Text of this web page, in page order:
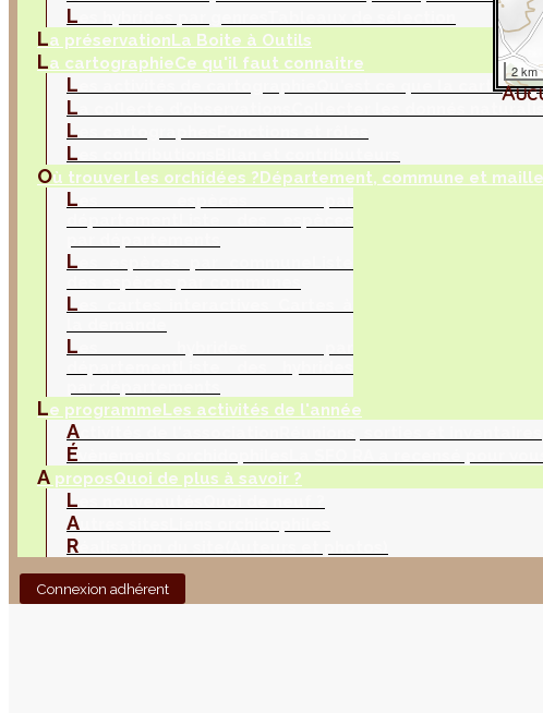
L
La préservationLa Boite à Outils
La cartographieCe qu'il faut connaitre
L Qu'est ce que la
L
L
L
Où trouver les orchidées ?Département, commune et maille
L
L
L
L
Le programmeLes activités de l'année
A
É
A proposQuoi de plus à savoir ?
L
A
R
Connexion adhérent
2 km